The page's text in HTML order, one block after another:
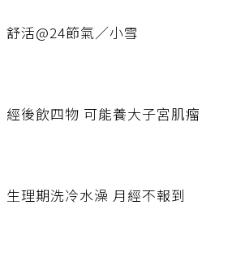
舒活@24節氣／小雪
經後飲四物 可能養大子宮肌瘤
生理期洗冷水澡 月經不報到